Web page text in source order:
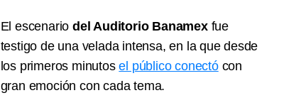
El escenario del Auditorio Banamexfue
testigo de una velada intensa, en la que desde
los primeros minutos el público conectó con
gran emoción con cada tema.